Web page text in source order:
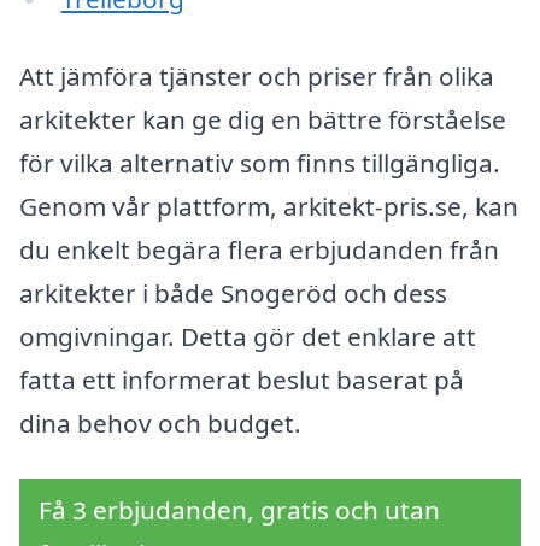
Att jämföra tjänster och priser från olika
arkitekter kan ge dig en bättre förståelse
för vilka alternativ som finns tillgängliga.
Genom vår plattform, arkitekt-pris.se, kan
du enkelt begära flera erbjudanden från
arkitekter i både Snogeröd och dess
omgivningar. Detta gör det enklare att
fatta ett informerat beslut baserat på
dina behov och budget.
Få 3 erbjudanden, gratis och utan